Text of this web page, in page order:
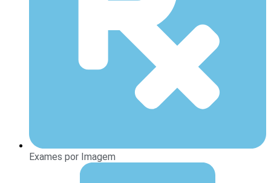
Exames por Imagem